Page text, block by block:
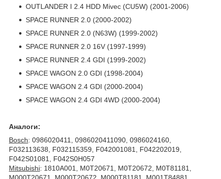
OUTLANDER I 2.4 HDD Mivec (CU5W) (2001-2006)
SPACE RUNNER 2.0 (2000-2002)
SPACE RUNNER 2.0 (N63W) (1999-2002)
SPACE RUNNER 2.0 16V (1997-1999)
SPACE RUNNER 2.4 GDI (1999-2002)
SPACE WAGON 2.0 GDI (1998-2004)
SPACE WAGON 2.4 GDI (2000-2004)
SPACE WAGON 2.4 GDI 4WD (2000-2004)
Аналоги:
Bosch: 0986020411, 0986020411090, 0986024160,
F032113638, F032115359, F042001081, F042202019,
F042S01081, F042S0H057
Mitsubishi: 1810A001, M0T20671, M0T20672, M0T81181,
M000T20671, M000T20672, M000T81181, M001T84881,